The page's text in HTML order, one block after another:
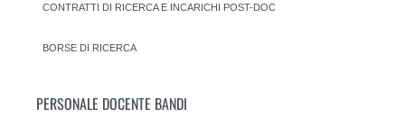
CONTRATTI DI RICERCA E INCARICHI POST-DOC
BORSE DI RICERCA
PERSONALE DOCENTE BANDI